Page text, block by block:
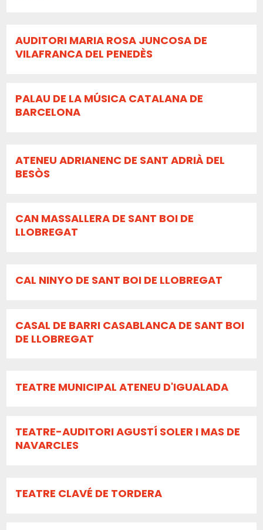
AUDITORI MARIA ROSA JUNCOSA DE
VILAFRANCA DEL PENEDÈS
PALAU DE LA MÚSICA CATALANA DE
BARCELONA
ATENEU ADRIANENC DE SANT ADRIÀ DEL
BESÒS
CAN MASSALLERA DE SANT BOI DE
LLOBREGAT
CAL NINYO DE SANT BOI DE LLOBREGAT
CASAL DE BARRI CASABLANCA DE SANT BOI
DE LLOBREGAT
TEATRE MUNICIPAL ATENEU D'IGUALADA
TEATRE-AUDITORI AGUSTÍ SOLER I MAS DE
NAVARCLES
TEATRE CLAVÉ DE TORDERA